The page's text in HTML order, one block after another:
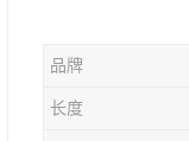
品牌
长度